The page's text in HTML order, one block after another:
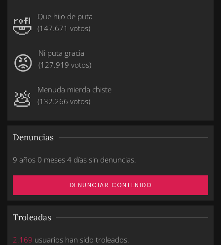
🤣
Que hijo de puta
(147.671 votos)
😡
Ni puta gracia
(127.919 votos)
💩
Menuda mierda chiste
(132.266 votos)
Denuncias
9 años 0 meses 4 días sin denuncias.
DENUNCIAR CONTENIDO
Troleadas
2.169 usuarios han sido troleados.